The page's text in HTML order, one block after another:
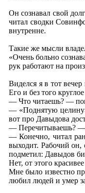
Он сознавал свой
читал сводки
внутренне.
Такие же мысли
«Очень больно
рук работают на
Виделся я в тот
Его и без того
— Что читаешь? —
— «Поднятую
вот про Давыдова
— Перечитываешь? —
— Конечно, читал
выходит. Рабочий он,
подметил: Давыдов
Нет, от этого
Мне было известно
любил людей и умер